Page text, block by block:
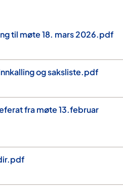
til møte 18. mars 2026.pdf
og saksliste.pdf
fra møte 13.februar